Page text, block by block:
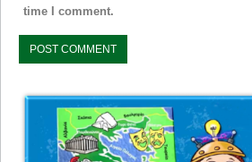
time I comment.